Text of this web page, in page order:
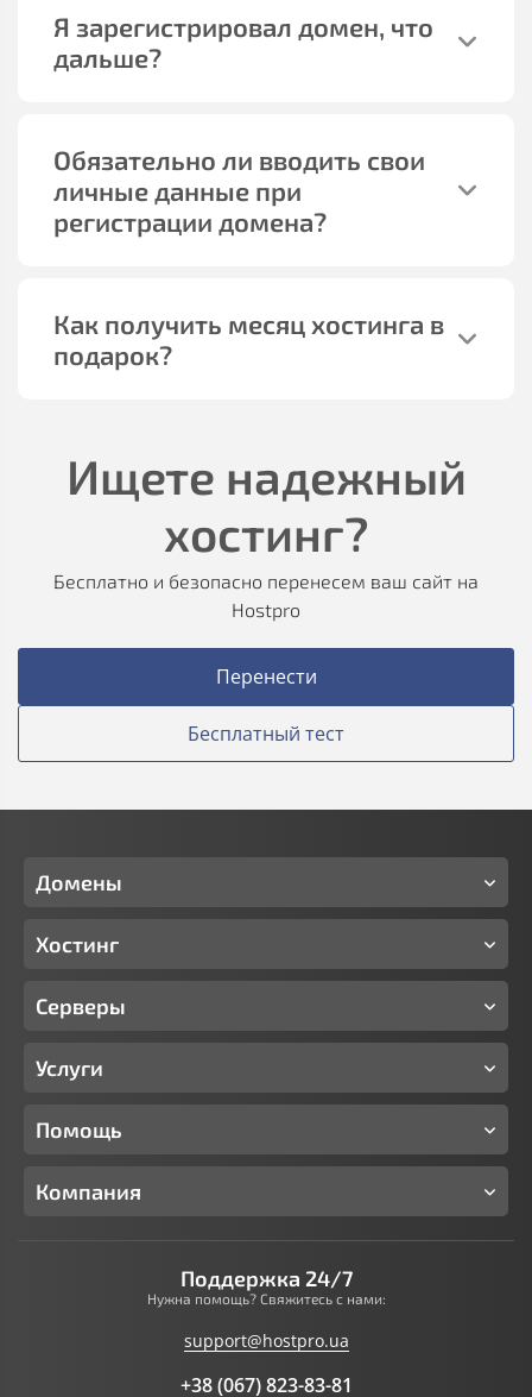
Я зарегистрировал домен, что
дальше?
Обязательно ли вводить свои
личные данные при
регистрации домена?
Как получить месяц хостинга в
подарок?
Ищете надежный
хостинг?
Бесплатно и безопасно перенесем ваш сайт на
Hostpro
Перенести
Бесплатный тест
Домены
Хостинг
Серверы
Услуги
Помощь
Компания
Поддержка 24/7
Нужна помощь? Свяжитесь с нами:
support@hostpro.ua
+38 (067) 823-83-81